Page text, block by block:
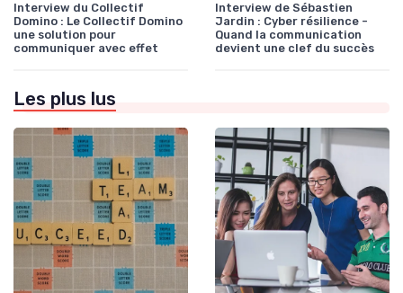
Interview du Collectif
Domino : Le Collectif Domino
une solution pour
communiquer avec effet
Interview de Sébastien
Jardin : Cyber résilience -
Quand la communication
devient une clef du succès
Les plus lus